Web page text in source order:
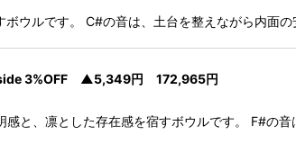
ウルです。 C#の音は、土台を整えながら内面
3%OFF ▲5,349円 172,965円
と、凛とした存在感を宿すボウルです。 F#の